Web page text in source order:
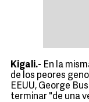
Kigali.- En la
de los peores
EEUU, George
terminar "de una